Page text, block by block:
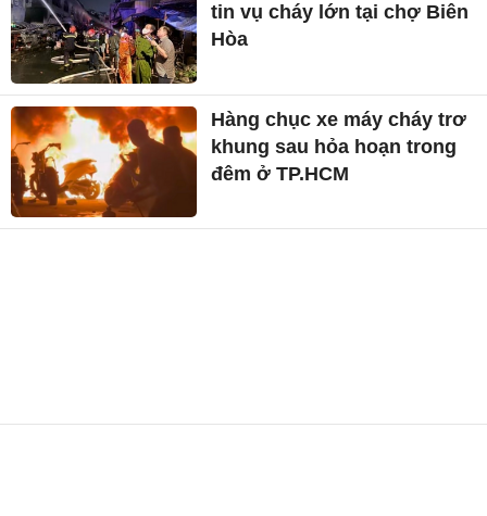
tin vụ cháy lớn tại chợ Biên
Hòa
Hàng chục xe máy cháy trơ
khung sau hỏa hoạn trong
đêm ở TP.HCM